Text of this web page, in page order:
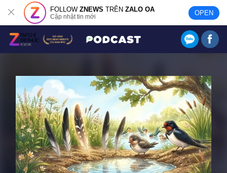
FOLLOWZNEWS TRÊNZALO OA
Cập nhật tin mới OPEN